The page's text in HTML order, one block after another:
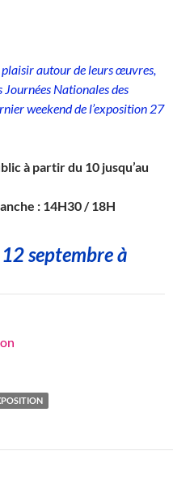
autour de leurs œuvres,
Journées Nationales des
weekend de l’exposition 27
à partir du 10 jusqu’au
: 14H30 / 18H
septembre à